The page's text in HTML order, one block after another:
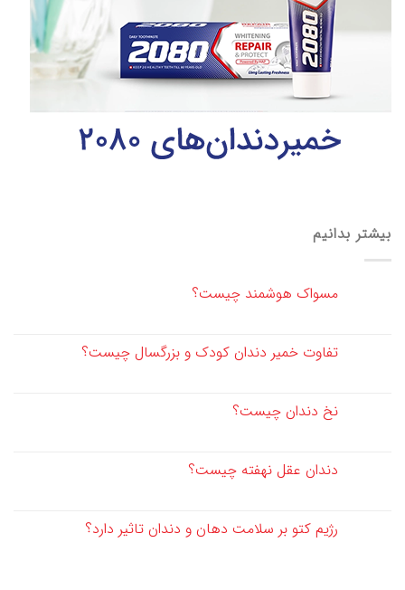
بیشتر بدانیم
مسواک هوشمند چیست؟
تفاوت خمیر دندان کودک و بزرگسال چیست؟
نخ دندان چیست؟
دندان عقل نهفته چیست؟
رژیم کتو بر سلامت دهان و دندان تاثیر دارد؟